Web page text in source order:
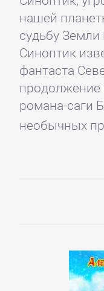
нашей
судьбу Земли
Синоптик
фантаста
продолжение
романа-саги
необычных
О
бизнесе
популярно
работы,
Управление,